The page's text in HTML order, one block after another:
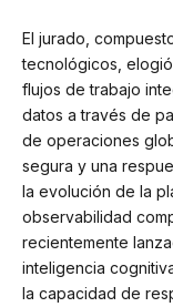
El jurado,
tecnológicos,
flujos de trabajo
datos a través de
de operaciones
segura y una
la evolución de la
observabilidad
recientemente
inteligencia
la capacidad de